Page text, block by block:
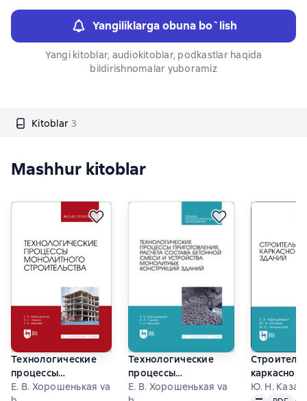
Yangiliklarga obuna bo`lish
Yangi kitoblar, audiokitoblar, podkastlar haqida
bildirishnomalar yuboramiz
Kitoblar 3
Mashhur kitoblar
Технологические
процессы
монолитного
Е. В. Хорошенькая va
Технологические
процессы
приготовления,
Е. В. Хорошенькая va
каркасно-
панельных
Ю. Н.